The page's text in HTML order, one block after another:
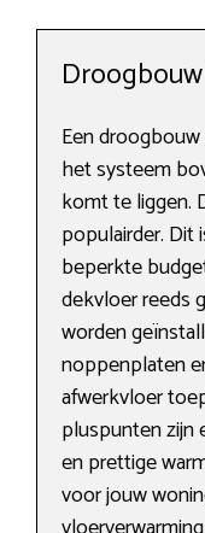
Een
het systeem
komt te liggen.
populairder. Dit
beperkte
dekvloer reeds
worden
noppenplaten
afwerkvloer
pluspunten
en prettige
voor jouw